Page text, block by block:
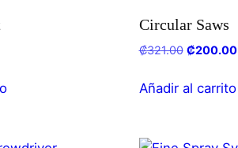
Circular Saws
₡321.00 ₡200.00
Añadir al carrito